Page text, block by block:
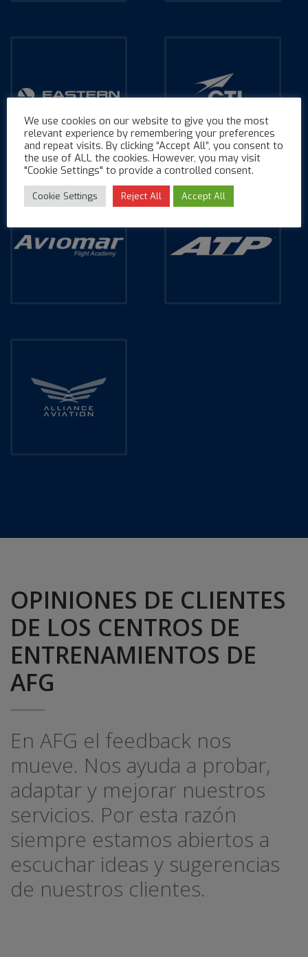
OPINIONES DE CLIENTES
DE LOS CENTROS DE
ENTRENAMIENTOS DE
AFG
En AFG el feedback nos
mueve. Nos ayuda a probar,
adaptar y mejorar nuestros
servicios. Por esta razón
siempre estamos abiertos a
escuchar ideas y sugerencias
de nuestros clientes.
We use cookies on our website to give you the most
relevant experience by remembering your preferences
and repeat visits. By clicking “Accept All”, you consent to
the use of ALL the cookies. However, you may visit
"Cookie Settings" to provide a controlled consent.
Cookie Settings Reject All Accept All